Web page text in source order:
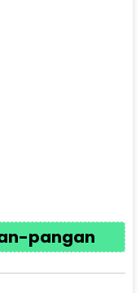
pangan